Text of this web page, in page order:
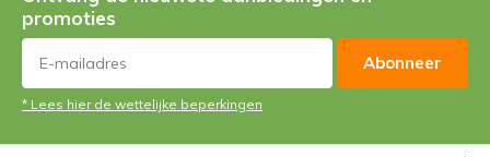
promoties
Abonneer
* Lees hier de wettelijke beperkingen